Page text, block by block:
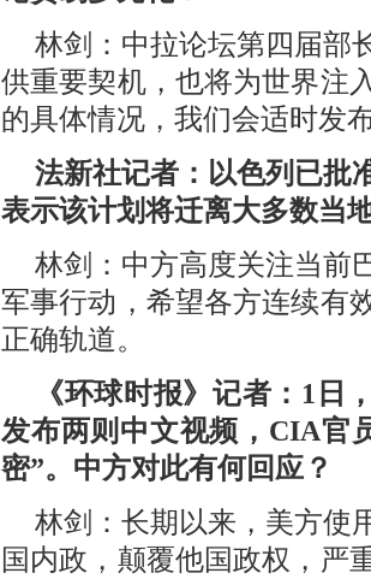
林剑：中拉论坛第四届部
供重要契机，也将为世界注
的具体情况，我们会适时发
法新社记者：以色列已批
表示该计划将迁离大多数当
林剑：中方高度关注当前
军事行动，希望各方连续有
正确轨道。
《环球时报》记者：1日
发布两则中文视频，CIA官
密”。中方对此有何回应？
林剑：长期以来，美方使
国内政，颠覆他国政权，严